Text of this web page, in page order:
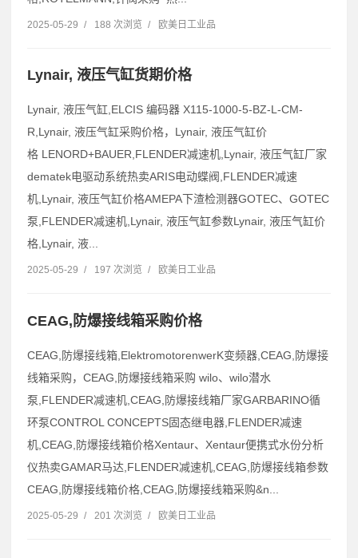
2025-05-29 / 188 次浏览 / 欧美日工业品
Lynair, 液压气缸货期价格
Lynair, 液压气缸,ELCIS 编码器 X115-1000-5-BZ-L-CM-
R,Lynair, 液压气缸采购价格，Lynair, 液压气缸价
格 LENORD+BAUER,FLENDER减速机,Lynair, 液压气缸厂家
dematek电驱动系统热卖ARIS电动蝶阀,FLENDER减速
机,Lynair, 液压气缸价格AMEPA下渣检测器GOTEC、GOTEC
泵,FLENDER减速机,Lynair, 液压气缸参数Lynair, 液压气缸价
格,Lynair, 液...
2025-05-29 / 197 次浏览 / 欧美日工业品
CEAG,防爆接线箱采购价格
CEAG,防爆接线箱,ElektromotorenwerK变频器,CEAG,防爆接
线箱采购，CEAG,防爆接线箱采购 wilo、wilo潜水
泵,FLENDER减速机,CEAG,防爆接线箱厂家GARBARINO循
环泵CONTROL CONCEPTS固态继电器,FLENDER减速
机,CEAG,防爆接线箱价格Xentaur、Xentaur便携式水份分析
仪热卖GAMAR马达,FLENDER减速机,CEAG,防爆接线箱参数
CEAG,防爆接线箱价格,CEAG,防爆接线箱采购&n...
2025-05-29 / 201 次浏览 / 欧美日工业品